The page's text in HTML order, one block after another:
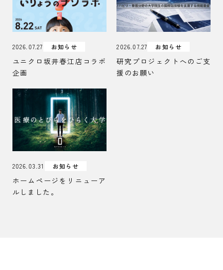
2026.07.27 お知らせ
ユニクロ坂井春江店コラボ
企画
2026.07.27 お知らせ
研究プロジェクトへのご支
援のお願い
2026.03.31 お知らせ
ホームページをリニューア
ルしました。